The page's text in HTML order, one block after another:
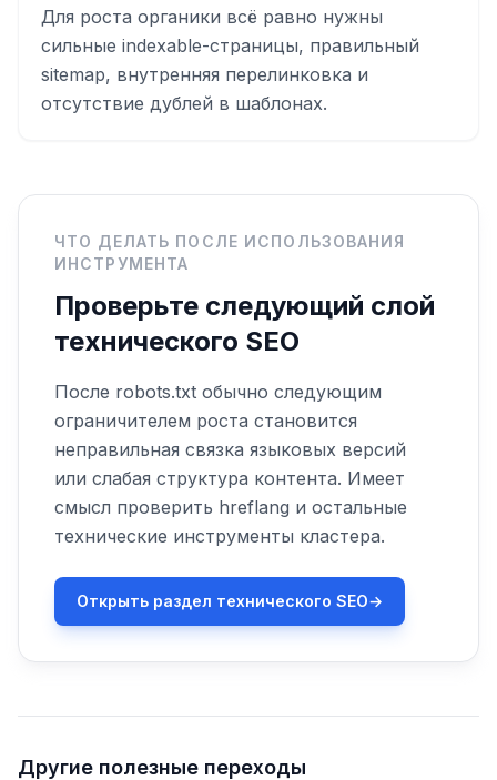
Для роста органики всё равно нужны
сильные indexable-страницы, правильный
sitemap, внутренняя перелинковка и
отсутствие дублей в шаблонах.
ЧТО ДЕЛАТЬ ПОСЛЕ ИСПОЛЬЗОВАНИЯ
ИНСТРУМЕНТА
Проверьте следующий слой
технического SEO
После robots.txt обычно следующим
ограничителем роста становится
неправильная связка языковых версий
или слабая структура контента. Имеет
смысл проверить hreflang и остальные
технические инструменты кластера.
Открыть раздел технического SEO→
Другие полезные переходы